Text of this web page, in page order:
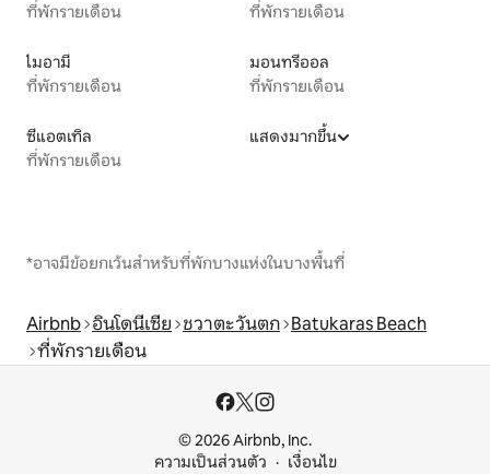
ที่พักรายเดือน
ที่พักรายเดือน
ไมอามี
ที่พักรายเดือน
มอนทรีออล
ที่พักรายเดือน
ซีแอตเทิล
ที่พักรายเดือน
แสดงมากขึ้น
*อาจมีข้อยกเว้นสำหรับที่พักบางแห่งในบางพื้นที่
Airbnb อินโดนีเซีย ชวาตะวันตก Batukaras Beach
ที่พักรายเดือน
© 2026 Airbnb, Inc.
ความเป็นส่วนตัว
เงื่อนไข